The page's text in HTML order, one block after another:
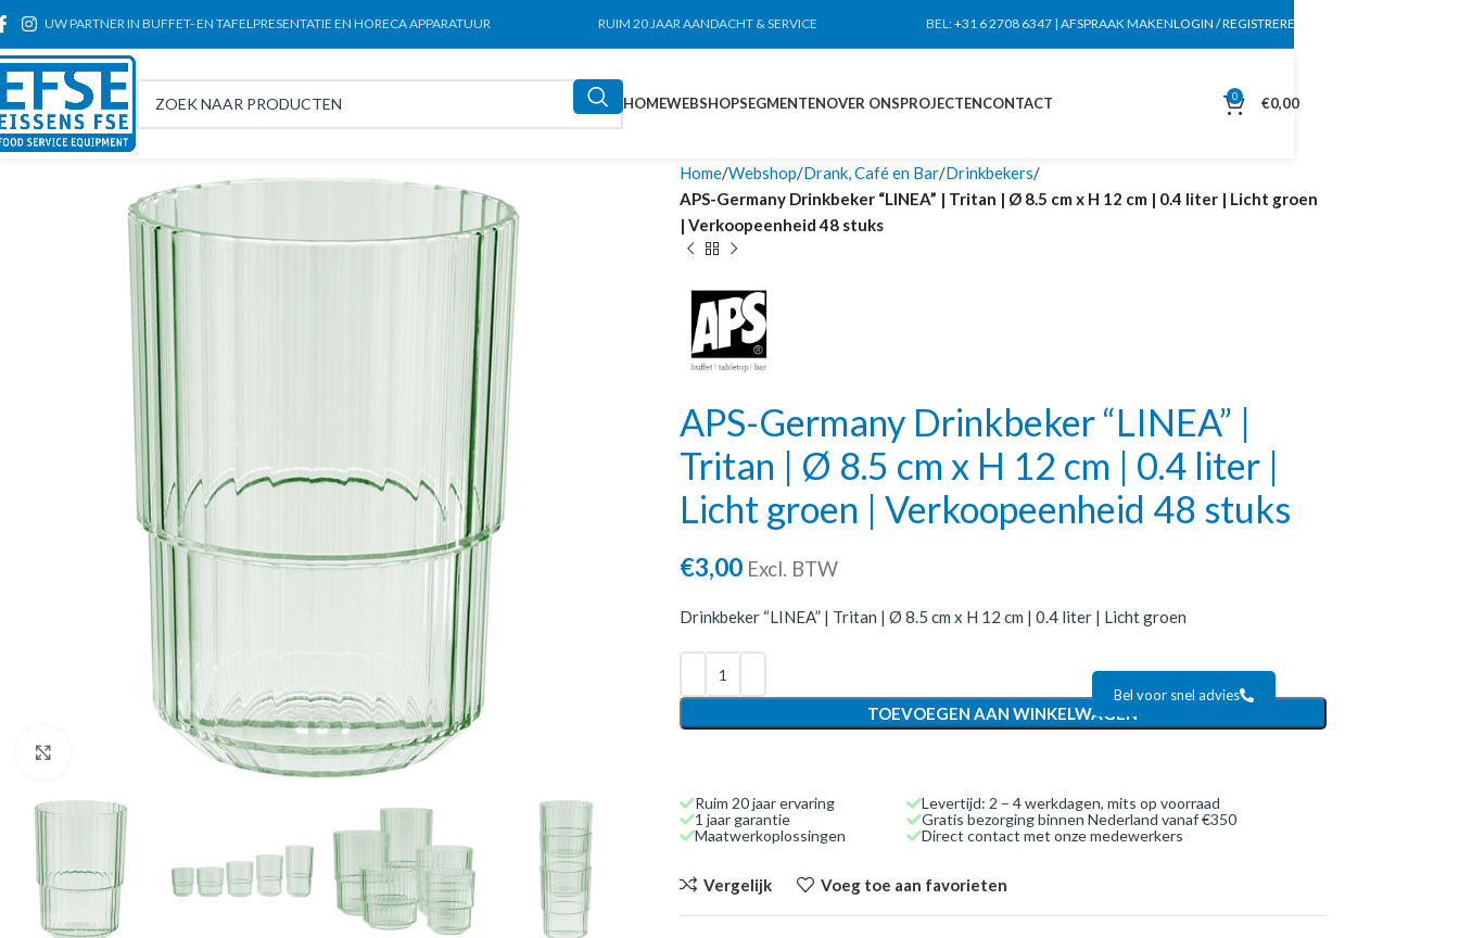
UW PARTNER IN BUFFET- EN TAFELPRESENTATIE EN HORECA APPARATUUR RUIM 20 JAAR AANDACHT & SERVICE BEL:+31 6 2708 6347 | AFSPRAAK MAKENLOGIN / REGISTREREN
HOMEWEBSHOPSEGMENTENOVER ONSPROJECTENCONTACT 0 €0,00
Home Webshop Drank, Café en Bar Drinkbekers
APS-Germany Drinkbeker “LINEA” | Tritan | Ø 8.5 cm x H 12 cm | 0.4 liter | Licht groen
| Verkoopeenheid 48 stuks
APS-Germany Drinkbeker “LINEA” |
Tritan | Ø 8.5 cm x H 12 cm | 0.4 liter |
Licht groen | Verkoopeenheid 48 stuks
€3,00 Excl. BTW
Drinkbeker “LINEA” | Tritan | Ø 8.5 cm x H 12 cm | 0.4 liter | Licht groen
TOEVOEGEN AAN WINKELWAGEN
Bel voor snel advies
Ruim 20 jaar ervaring
1 jaar garantie
Maatwerkoplossingen
Levertijd: 2 – 4 werkdagen, mits op voorraad
Gratis bezorging binnen Nederland vanaf €350
Direct contact met onze medewerkers
Vergelijk Voeg toe aan favorieten